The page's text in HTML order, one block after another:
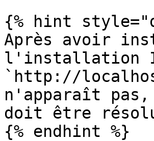
{% hint
Après avoir
l'installation
`http://
n'apparaît pas,
doit être
{% endhint %}